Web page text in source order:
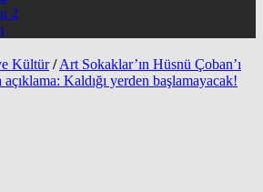
2
Kültür /Art Sokaklar’ın Hüsnü Çoban’ı
Kaldığı yerden başlamayacak!